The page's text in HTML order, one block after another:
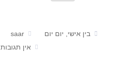
בין אישי, יום יום saar
אין תגובות